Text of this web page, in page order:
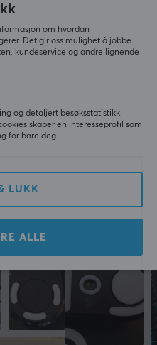
Super
last yr.
om hvordan
Det gir oss mulighet å jobbe
kundeservice og andre lignende
og detaljert besøksstatistikk.
skaper en interesseprofil som
for bare deg.
LUKK
ALLE